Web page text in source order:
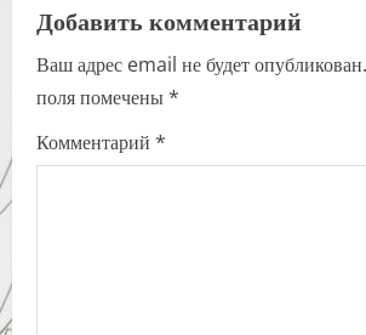
v
i
g
Добавить комментарий
Ваш адрес email не будет опубликован.
поля помечены*
Комментарий *